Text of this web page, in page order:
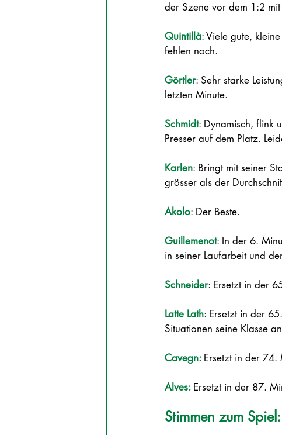
der Szene vor dem 1:2
Quintillà: Viele gute,
fehlen noch.
Görtler: Sehr starke
letzten Minute.
Schmidt: Dynamisch, flink
Presser auf dem Platz.
Karlen: Bringt mit seiner
grösser als der
Akolo: Der Beste.
Guillemenot: In der 6.
in seiner Laufarbeit und
Schneider: Ersetzt in der
Latte Lath: Ersetzt in der
Situationen seine Klasse
Cavegn: Ersetzt in der 74.
Alves: Ersetzt in der 87.
Stimmen zum Spiel: